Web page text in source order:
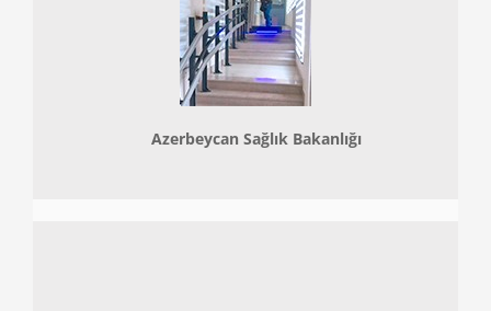
Azerbeycan Sağlık Bakanlığı